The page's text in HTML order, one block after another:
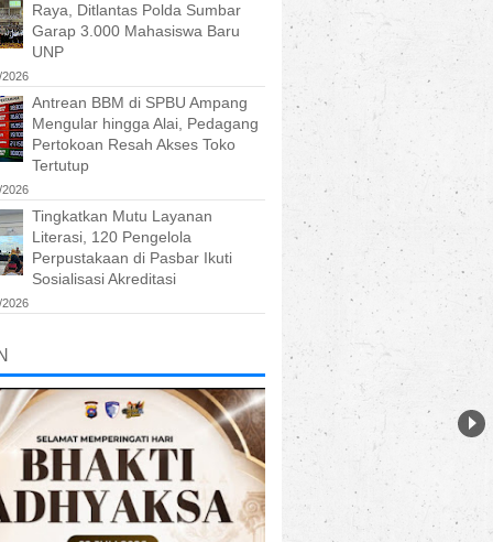
Raya, Ditlantas Polda Sumbar
Garap 3.000 Mahasiswa Baru
UNP
Antrean BBM di SPBU Ampang
Mengular hingga Alai, Pedagang
Pertokoan Resah Akses Toko
Tertutup
Tingkatkan Mutu Layanan
Literasi, 120 Pengelola
Perpustakaan di Pasbar Ikuti
Sosialisasi Akreditasi